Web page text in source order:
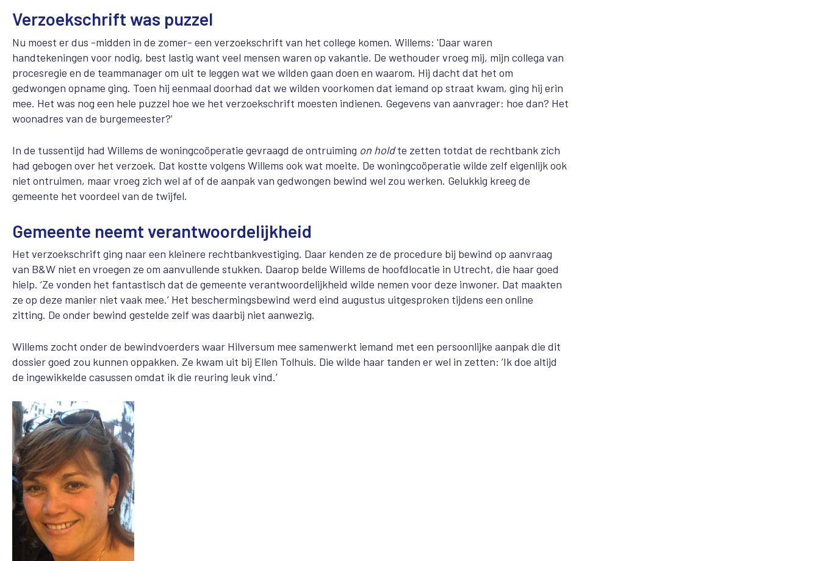
Verzoekschrift was puzzel
Nu moest er dus -midden in de zomer- een verzoekschrift van het college komen. Willems: 'Daar waren
handtekeningen voor nodig, best lastig want veel mensen waren op vakantie. De wethouder vroeg mij, mijn collega van
procesregie en de teammanager om uit te leggen wat we wilden gaan doen en waarom. Hij dacht dat het om
gedwongen opname ging. Toen hij eenmaal doorhad dat we wilden voorkomen dat iemand op straat kwam, ging hij erin
mee. Het was nog een hele puzzel hoe we het verzoekschrift moesten indienen. Gegevens van aanvrager: hoe dan? Het
woonadres van de burgemeester?’
In de tussentijd had Willems de woningcoöperatie gevraagd de ontruiming on holdte zetten totdat de rechtbank zich
had gebogen over het verzoek. Dat kostte volgens Willems ook wat moeite. De woningcoöperatie wilde zelf eigenlijk ook
niet ontruimen, maar vroeg zich wel af of de aanpak van gedwongen bewind wel zou werken. Gelukkig kreeg de
gemeente het voordeel van de twijfel.
Gemeente neemt verantwoordelijkheid
Het verzoekschrift ging naar een kleinere rechtbankvestiging. Daar kenden ze de procedure bij bewind op aanvraag
van B&W niet en vroegen ze om aanvullende stukken. Daarop belde Willems de hoofdlocatie in Utrecht, die haar goed
hielp. ‘Ze vonden het fantastisch dat de gemeente verantwoordelijkheid wilde nemen voor deze inwoner. Dat maakten
ze op deze manier niet vaak mee.’ Het beschermingsbewind werd eind augustus uitgesproken tijdens een online
zitting. De onder bewind gestelde zelf was daarbij niet aanwezig.
Willems zocht onder de bewindvoerders waar Hilversum mee samenwerkt iemand met een persoonlijke aanpak die dit
dossier goed zou kunnen oppakken. Ze kwam uit bij Ellen Tolhuis. Die wilde haar tanden er wel in zetten: ’Ik doe altijd
de ingewikkelde casussen omdat ik die reuring leuk vind.’